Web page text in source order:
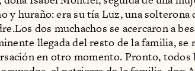
y huraño: era su tía Luz, una solterona
dos muchachos se acercaron a
llegada del resto de la familia, se
en otro momento. Pronto, todos